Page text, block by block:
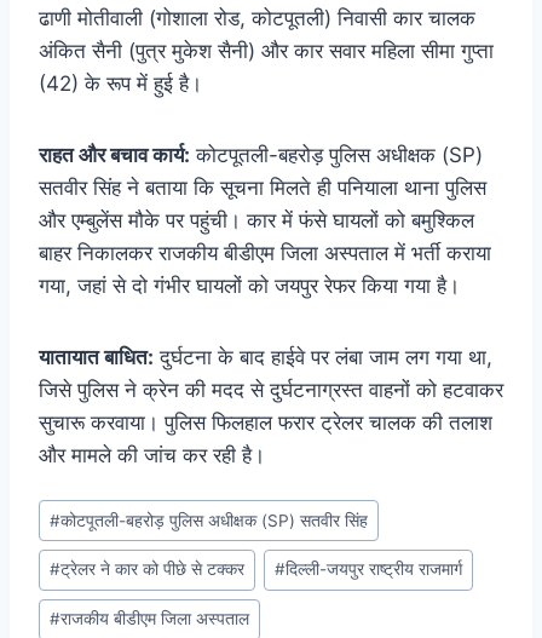
ढाणी मोतीवाली (गोशाला रोड, कोटपूतली) निवासी कार चालक
अंकित सैनी (पुत्र मुकेश सैनी) और कार सवार महिला सीमा गुप्ता
(42) के रूप में हुई है।
राहत और बचाव कार्य: कोटपूतली-बहरोड़ पुलिस अधीक्षक (SP)
सतवीर सिंह ने बताया कि सूचना मिलते ही पनियाला थाना पुलिस
और एम्बुलेंस मौके पर पहुंची। कार में फंसे घायलों को बमुश्किल
बाहर निकालकर राजकीय बीडीएम जिला अस्पताल में भर्ती कराया
गया, जहां से दो गंभीर घायलों को जयपुर रेफर किया गया है।
यातायात बाधित: दुर्घटना के बाद हाईवे पर लंबा जाम लग गया था,
जिसे पुलिस ने क्रेन की मदद से दुर्घटनाग्रस्त वाहनों को हटवाकर
सुचारू करवाया। पुलिस फिलहाल फरार ट्रेलर चालक की तलाश
और मामले की जांच कर रही है।
Post
Tags:
#कोटपूतली-बहरोड़ पुलिस अधीक्षक (SP) सतवीर सिंह
#ट्रेलर ने कार को पीछे से टक्कर #दिल्ली-जयपुर राष्ट्रीय राजमार्ग
#राजकीय बीडीएम जिला अस्पताल